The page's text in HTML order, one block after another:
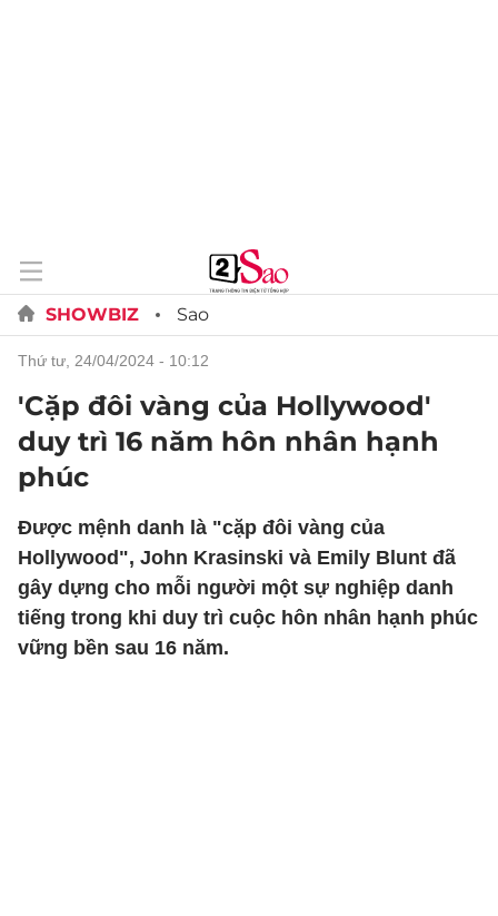
SHOWBIZ Sao
thứ tư, 24/04/2024 - 10:12
'Cặp đôi vàng của Hollywood'
duy trì 16 năm hôn nhân hạnh
phúc
Được mệnh danh là "cặp đôi vàng của
Hollywood", John Krasinski và Emily Blunt đã
gây dựng cho mỗi người một sự nghiệp danh
tiếng trong khi duy trì cuộc hôn nhân hạnh phúc
vững bền sau 16 năm.